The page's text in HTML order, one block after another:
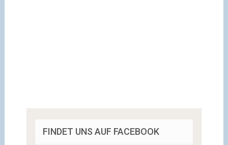
FINDET UNS AUF FACEBOOK